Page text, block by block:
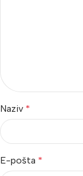
Naziv *
E-pošta *